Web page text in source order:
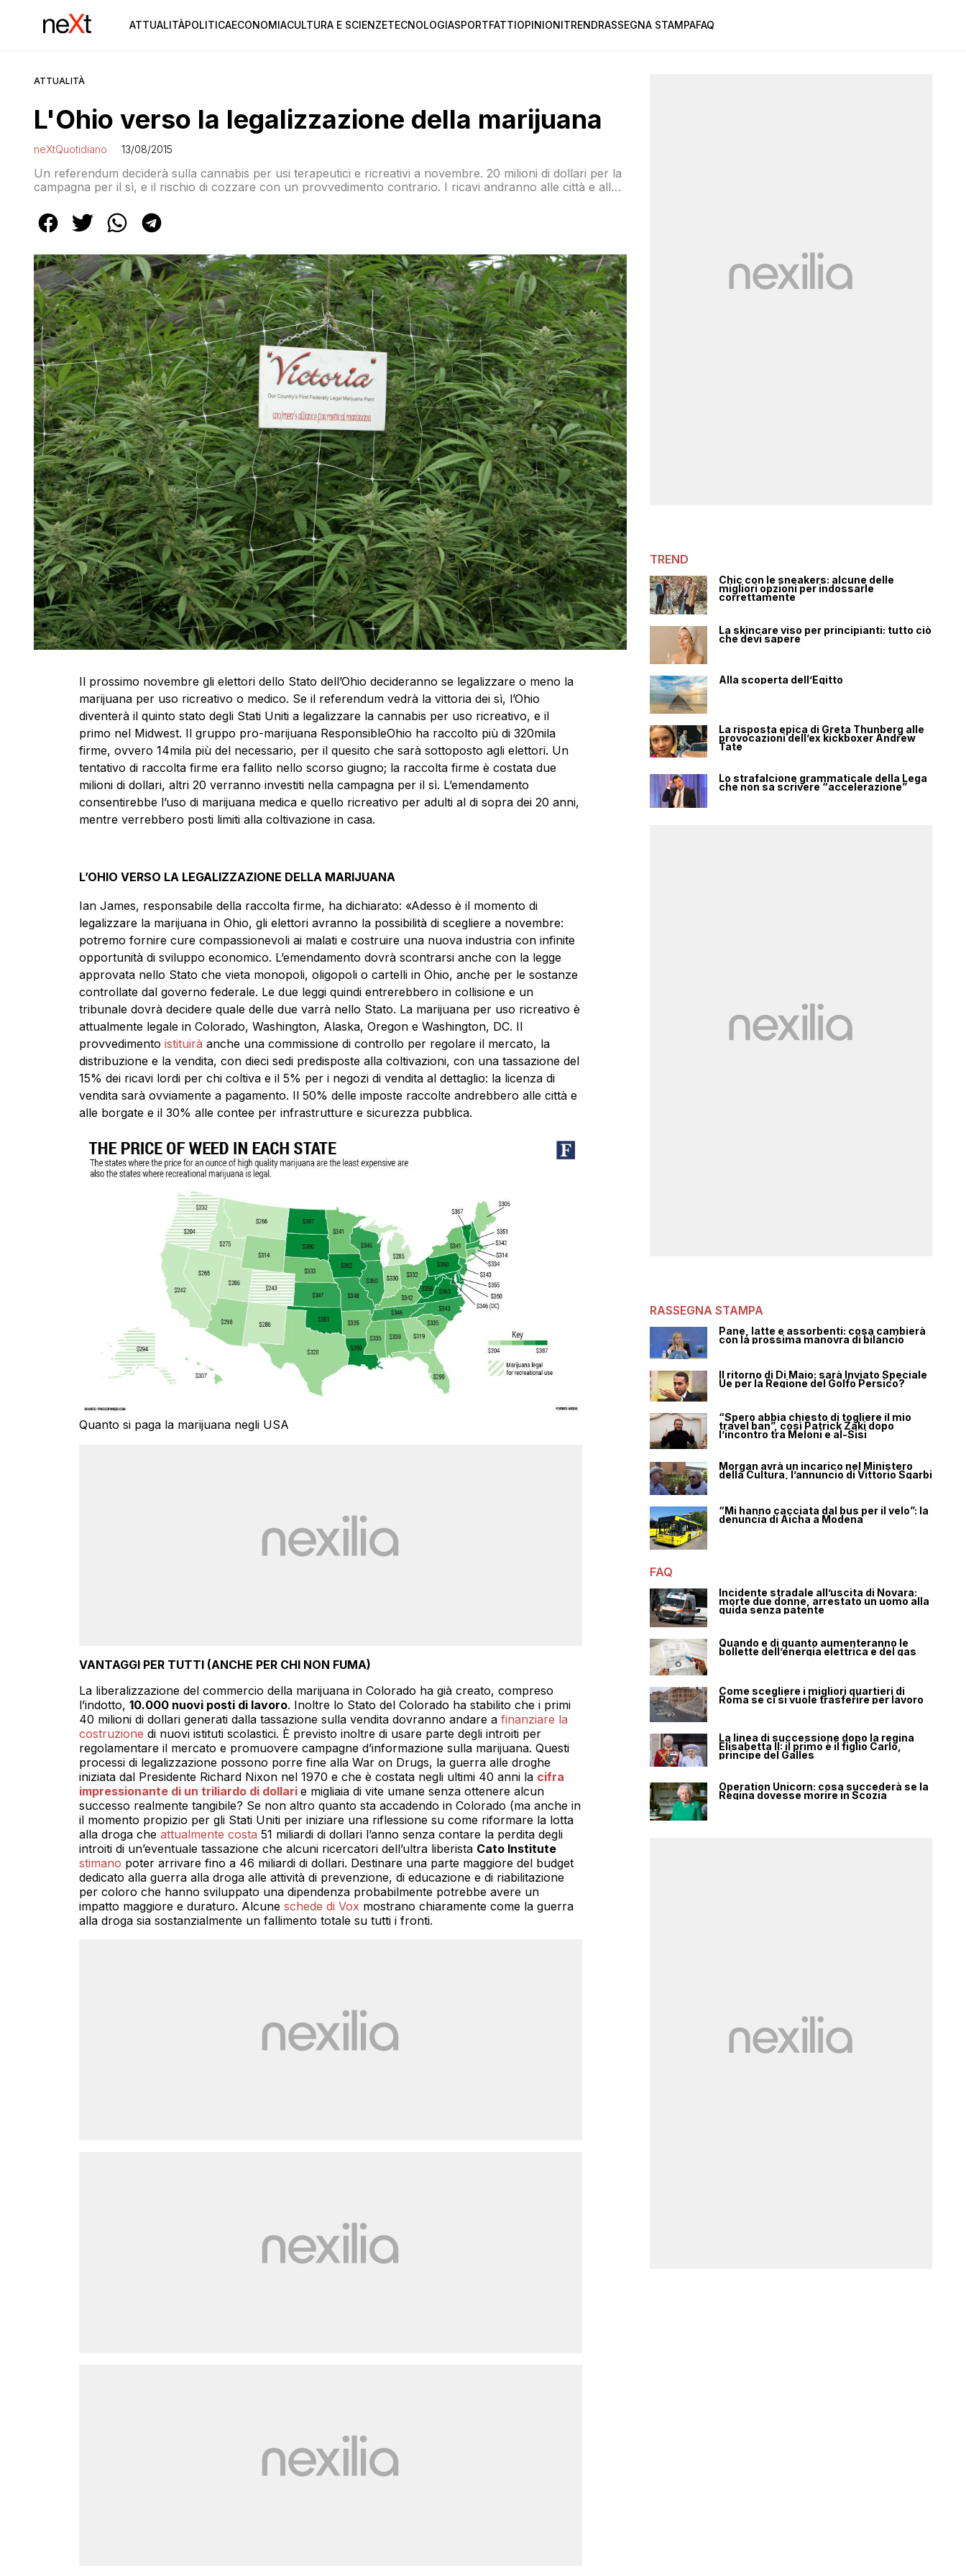
ATTUALITÀPOLITICAECONOMIACULTURA E SCIENZETECNOLOGIASPORTFATTIOPINIONITRENDRASSEGNA STAMPAFAQ
ATTUALITÀ
L'Ohio verso la legalizzazione della marijuana
neXtQuotidiano 13/08/2015
Un referendum deciderà sulla cannabis per usi terapeutici e ricreativi a novembre. 20 milioni di dollari per la
campagna per il sì, e il rischio di cozzare con un provvedimento contrario. I ricavi andranno alle città e alle
Il prossimo novembre gli elettori dello Stato dell’Ohio decideranno se legalizzare o meno la
marijuana per uso ricreativo o medico. Se il referendum vedrà la vittoria dei sì, l’Ohio
diventerà il quinto stato degli Stati Uniti a legalizzare la cannabis per uso ricreativo, e il
primo nel Midwest. Il gruppo pro-marijuana ResponsibleOhio ha raccolto più di 320mila
firme, ovvero 14mila più del necessario, per il quesito che sarà sottoposto agli elettori. Un
tentativo di raccolta firme era fallito nello scorso giugno; la raccolta firme è costata due
milioni di dollari, altri 20 verranno investiti nella campagna per il sì. L’emendamento
consentirebbe l’uso di marijuana medica e quello ricreativo per adulti al di sopra dei 20 anni,
mentre verrebbero posti limiti alla coltivazione in casa.
L’OHIO VERSO LA LEGALIZZAZIONE DELLA MARIJUANA
Ian James, responsabile della raccolta firme, ha dichiarato: «Adesso è il momento di
legalizzare la marijuana in Ohio, gli elettori avranno la possibilità di scegliere a novembre:
potremo fornire cure compassionevoli ai malati e costruire una nuova industria con infinite
opportunità di sviluppo economico. L’emendamento dovrà scontrarsi anche con la legge
approvata nello Stato che vieta monopoli, oligopoli o cartelli in Ohio, anche per le sostanze
controllate dal governo federale. Le due leggi quindi entrerebbero in collisione e un
tribunale dovrà decidere quale delle due varrà nello Stato. La marijuana per uso ricreativo è
attualmente legale in Colorado, Washington, Alaska, Oregon e Washington, DC. Il
provvedimento istituirà anche una commissione di controllo per regolare il mercato, la
distribuzione e la vendita, con dieci sedi predisposte alla coltivazioni, con una tassazione del
15% dei ricavi lordi per chi coltiva e il 5% per i negozi di vendita al dettaglio: la licenza di
vendita sarà ovviamente a pagamento. Il 50% delle imposte raccolte andrebbero alle città e
alle borgate e il 30% alle contee per infrastrutture e sicurezza pubblica.
Quanto si paga la marijuana negli USA
VANTAGGI PER TUTTI (ANCHE PER CHI NON FUMA)
La liberalizzazione del commercio della marijuana in Colorado ha già creato, compreso
l’indotto, 10.000 nuovi posti di lavoro. Inoltre lo Stato del Colorado ha stabilito che i primi
40 milioni di dollari generati dalla tassazione sulla vendita dovranno andare afinanziare la
costruzione di nuovi istituti scolastici. È previsto inoltre di usare parte degli introiti per
regolamentare il mercato e promuovere campagne d’informazione sulla marijuana. Questi
processi di legalizzazione possono porre fine alla War on Drugs, la guerra alle droghe
iniziata dal Presidente Richard Nixon nel 1970 e che è costata negli ultimi 40 anni la cifra
impressionante di un triliardo di dollari e migliaia di vite umane senza ottenere alcun
successo realmente tangibile? Se non altro quanto sta accadendo in Colorado (ma anche in
il momento propizio per gli Stati Uniti per iniziare una riflessione su come riformare la lotta
alla droga che attualmente costa 51 miliardi di dollari l’anno senza contare la perdita degli
introiti di un’eventuale tassazione che alcuni ricercatori dell’ultra liberista Cato Institute
stimano poter arrivare fino a 46 miliardi di dollari. Destinare una parte maggiore del budget
dedicato alla guerra alla droga alle attività di prevenzione, di educazione e di riabilitazione
per coloro che hanno sviluppato una dipendenza probabilmente potrebbe avere un
impatto maggiore e duraturo. Alcune schede di Vox mostrano chiaramente come la guerra
alla droga sia sostanzialmente un fallimento totale su tutti i fronti.
TREND
Chic con le sneakers: alcune delle
migliori opzioni per indossarle
correttamente
La skincare viso per principianti: tutto ciò
che devi sapere
Alla scoperta dell’Egitto
La risposta epica di Greta Thunberg alle
provocazioni dell’ex kickboxer Andrew
Tate
Lo strafalcione grammaticale della Lega
che non sa scrivere “accelerazione”
RASSEGNA STAMPA
Pane, latte e assorbenti: cosa cambierà
con la prossima manovra di bilancio
Il ritorno di Di Maio: sarà Inviato Speciale
Ue per la Regione del Golfo Persico?
“Spero abbia chiesto di togliere il mio
travel ban”, così Patrick Zaki dopo
l’incontro tra Meloni e al-Sisi
Morgan avrà un incarico nel Ministero
della Cultura, l’annuncio di Vittorio Sgarbi
“Mi hanno cacciata dal bus per il velo”: la
denuncia di Aicha a Modena
FAQ
Incidente stradale all’uscita di Novara:
morte due donne, arrestato un uomo alla
guida senza patente
Quando e di quanto aumenteranno le
bollette dell’energia elettrica e del gas
Come scegliere i migliori quartieri di
Roma se ci si vuole trasferire per lavoro
La linea di successione dopo la regina
Elisabetta II: il primo è il figlio Carlo,
principe del Galles
Operation Unicorn: cosa succederà se la
Regina dovesse morire in Scozia